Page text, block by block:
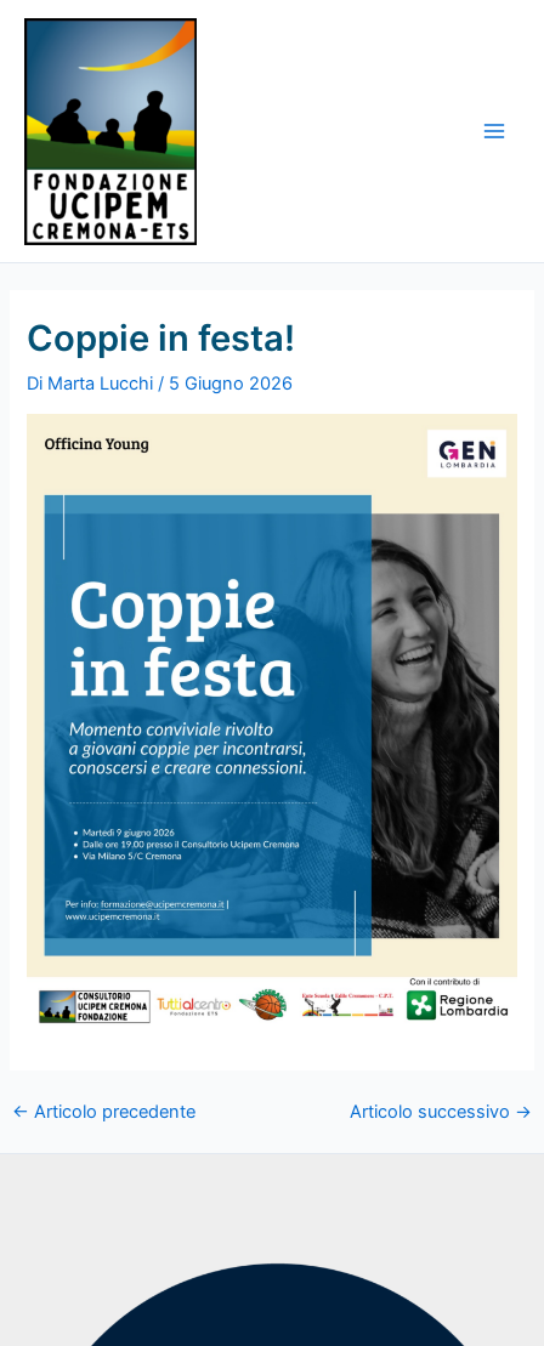
contenuto
Coppie in festa!
Di Marta Lucchi/ 5 Giugno 2026
← Articolo precedente Articolo successivo →